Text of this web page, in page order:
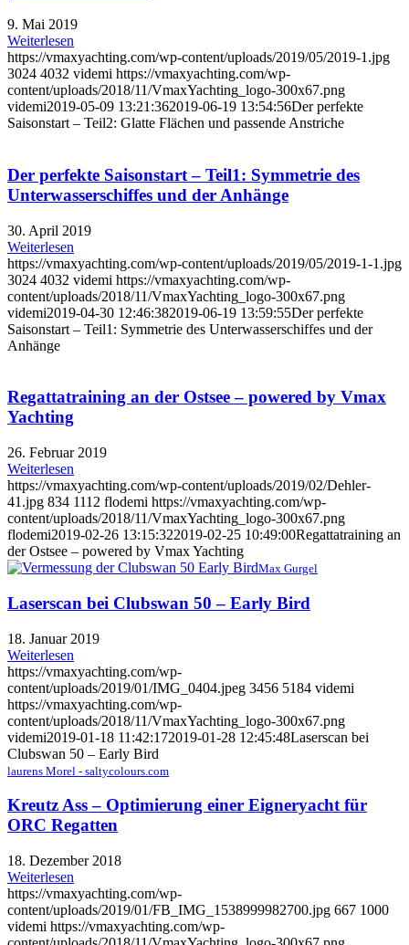
9. Mai 2019
Weiterlesen
https://vmaxyachting.com/wp-content/uploads/2019/05/2019-1.jpg
3024 4032 videmi https://vmaxyachting.com/wp-
content/uploads/2018/11/VmaxYachting_logo-300x67.png
videmi2019-05-09 13:21:362019-06-19 13:54:56Der perfekte
Saisonstart – Teil2: Glatte Flächen und passende Anstriche
Der perfekte Saisonstart – Teil1: Symmetrie des
Unterwasserschiffes und der Anhänge
30. April 2019
Weiterlesen
https://vmaxyachting.com/wp-content/uploads/2019/05/2019-1-1.jpg
3024 4032 videmi https://vmaxyachting.com/wp-
content/uploads/2018/11/VmaxYachting_logo-300x67.png
videmi2019-04-30 12:46:382019-06-19 13:59:55Der perfekte
Saisonstart – Teil1: Symmetrie des Unterwasserschiffes und der
Anhänge
Regattatraining an der Ostsee – powered by Vmax
Yachting
26. Februar 2019
Weiterlesen
https://vmaxyachting.com/wp-content/uploads/2019/02/Dehler-
41.jpg 834 1112 flodemi https://vmaxyachting.com/wp-
content/uploads/2018/11/VmaxYachting_logo-300x67.png
flodemi2019-02-26 13:15:322019-02-25 10:49:00Regattatraining an
der Ostsee – powered by Vmax Yachting
Max Gurgel
Laserscan bei Clubswan 50 – Early Bird
18. Januar 2019
Weiterlesen
https://vmaxyachting.com/wp-
content/uploads/2019/01/IMG_0404.jpeg 3456 5184 videmi
https://vmaxyachting.com/wp-
content/uploads/2018/11/VmaxYachting_logo-300x67.png
videmi2019-01-18 11:42:172019-01-28 12:45:48Laserscan bei
Clubswan 50 – Early Bird
laurens Morel - saltycolours.com
Kreutz Ass – Optimierung einer Eigneryacht für
ORC Regatten
18. Dezember 2018
Weiterlesen
https://vmaxyachting.com/wp-
content/uploads/2019/01/FB_IMG_1538999982700.jpg 667 1000
videmi https://vmaxyachting.com/wp-